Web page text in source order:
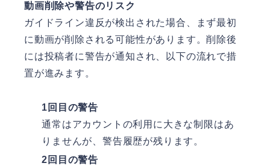
動画削除や警告のリスク
ガイドライン違反が検出された場合、まず最初
に動画が削除される可能性があります。削除後
には投稿者に警告が通知され、以下の流れで措
置が進みます。
1回目の警告
通常はアカウントの利用に大きな制限はあ
りませんが、警告履歴が残ります。
2回目の警告